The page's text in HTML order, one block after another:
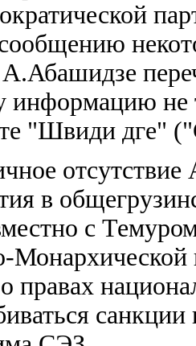
информацию не
"Швиди дге"
в
с
о правах